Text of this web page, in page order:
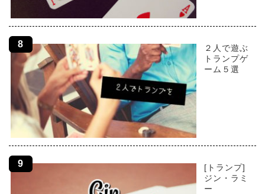
２人で遊ぶ
トランプゲ
ーム５選
[トランプ]
ジン・ラミ
ー